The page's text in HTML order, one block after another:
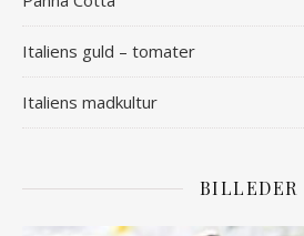
Italiens guld – tomater
Italiens madkultur
BILLEDER